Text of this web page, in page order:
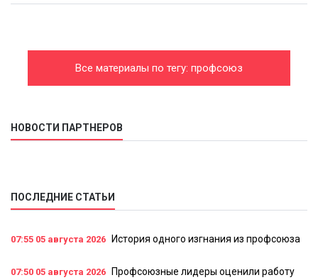
Все материалы по тегу: профсоюз
НОВОСТИ ПАРТНЕРОВ
ПОСЛЕДНИЕ СТАТЬИ
07:55 05 августа 2026 История одного изгнания из профсоюза
07:50 05 августа 2026
Профсоюзные лидеры оценили работу